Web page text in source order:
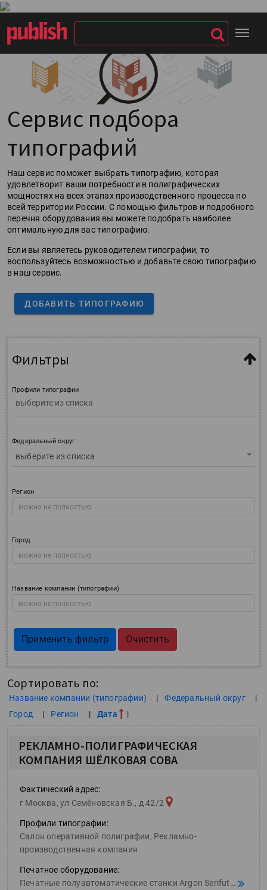
Сервис подбора
типографий
Наш сервис поможет выбрать типографию, которая
удовлетворит ваши потребности в полиграфических
мощностях на всех этапах производственного процесса по
всей территории России. С помощью фильтров и подробного
перечня оборудования вы можете подобрать наиболее
оптимальную для вас типографию.
Если вы являетесь руководителем типографии, то
воспользуйтесь возможностью и добавьте свою типографию
в наш сервис.
ДОБАВИТЬ ТИПОГРАФИЮ
Фильтры
Профили типографии
Федеральный округ
выберите из списка
Регион
Город
Название компании (типографии)
Применить фильтр Очистить
Сортировать по:
Название компании (типографии)
Федеральный округ
Город
Регион Дата
РЕКЛАМНО-ПОЛИГРАФИЧЕСКАЯ
КОМПАНИЯ ШЁЛКОВАЯ СОВА
Фактический адрес:
г Москва, ул Семёновская Б., д 42/2
Профили типографии:
Салон оперативной полиграфии, Рекламно-
производственная компания
Печатное оборудование:
Печатные полуавтоматические станки Argon Serifutura поле печати 500х700мм(3 штуки); •УФ сушка EMA UVsystem 500 мм; •УФ сушка Европринт 700мм; •Ручной печатный станок AerotermА3+ Цифровая печатная машина Canon IP600